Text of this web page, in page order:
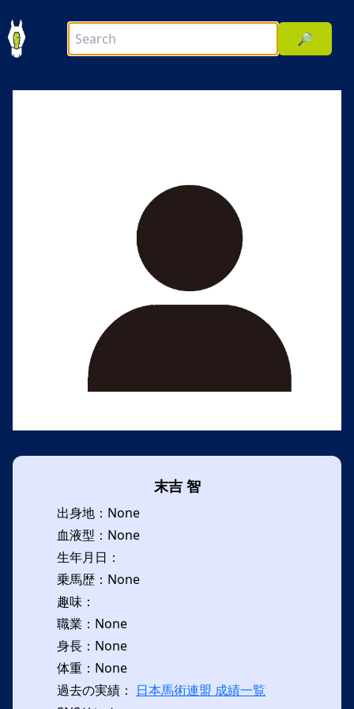
🔎
末吉 智
出身地：None
血液型：None
生年月日：
乗馬歴：None
趣味：
職業：None
身長：None
体重：None
過去の実績： 日本馬術連盟 成績一覧